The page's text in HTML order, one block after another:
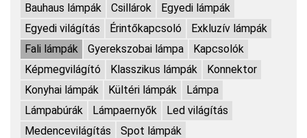
Bauhaus lámpák
Csillárok
Egyedi lámpák
Egyedi világítás
Érintőkapcsoló
Exkluzív lámpák
Fali lámpák
Gyerekszobai lámpa
Kapcsolók
Képmegvilágító
Klasszikus lámpák
Konnektor
Konyhai lámpák
Kültéri lámpák
Lámpa
Lámpabúrák
Lámpaernyők
Led világítás
Medencevilágítás
Spot lámpák